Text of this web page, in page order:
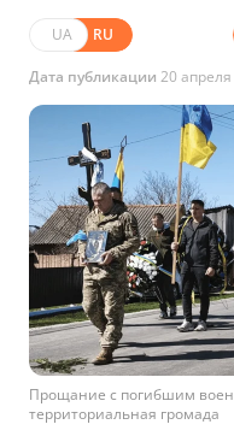
UA RU
Дата публикации 20
Прощание с погибшим
территориальная громада